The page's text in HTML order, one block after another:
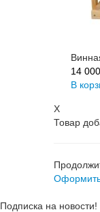
14
В
X
Товар
Оформить
Подписка на